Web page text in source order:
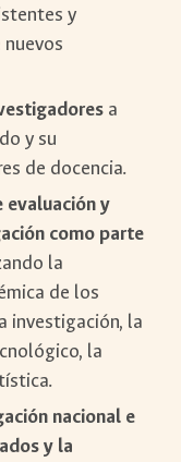
y
a
y su
de docencia.
evaluación y
como parte
la
de los
investigación, la
la
nacional e
y la